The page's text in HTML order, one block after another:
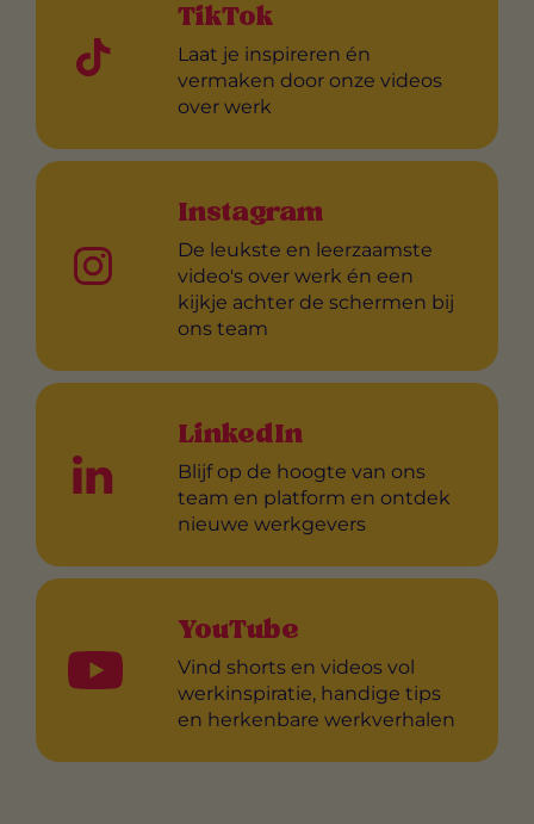
TikTok
Laat je inspireren én
vermaken door onze videos
over werk
Instagram
De leukste en leerzaamste
video's over werk én een
kijkje achter de schermen bij
ons team
LinkedIn
Blijf op de hoogte van ons
team en platform en ontdek
nieuwe werkgevers
YouTube
Vind shorts en videos vol
werkinspiratie, handige tips
en herkenbare werkverhalen